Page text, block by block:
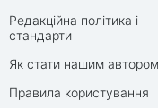
Редакційна політика і
стандарти
Як стати нашим автором
Правила користування